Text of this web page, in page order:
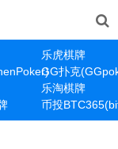
乐虎棋牌
GG扑克
乐淘棋牌
币投